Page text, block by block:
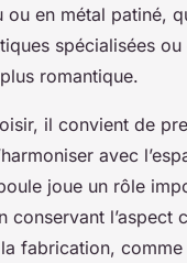
ou en métal patiné,
spécialisées
romantique.
il convient de
avec
joue un rôle
conservant l’aspect
fabrication,